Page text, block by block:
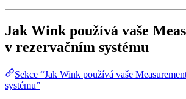
Jak Wink používá vaše
v rezervačním systému
Sekce “Jak Wink používá vaše
systému”